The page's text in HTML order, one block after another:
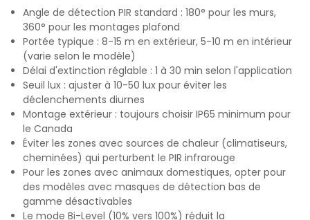
Angle de détection PIR standard : 180° pour les murs,
360° pour les montages plafond
Portée typique : 8-15 m en extérieur, 5-10 m en intérieur
(varie selon le modèle)
Délai d'extinction réglable : 1 à 30 min selon l'application
Seuil lux : ajuster à 10-50 lux pour éviter les
déclenchements diurnes
Montage extérieur : toujours choisir IP65 minimum pour
le Canada
Éviter les zones avec sources de chaleur (climatiseurs,
cheminées) qui perturbent le PIR infrarouge
Pour les zones avec animaux domestiques, opter pour
des modèles avec masques de détection bas de
gamme désactivables
Le mode Bi-Level (10% vers 100%) réduit la